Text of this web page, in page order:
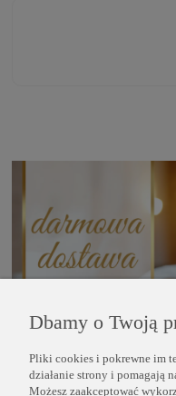
POMOC
Dbamy o Twoją
Pliki cookies i pokrewne im
działanie strony i pomagają
Możesz zaakceptować